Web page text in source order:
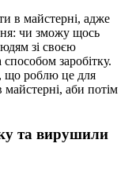
в майстерні, адже
чи зможу щось
зі своєю
заробітку.
що роблю це для
аби потім
та вирушили